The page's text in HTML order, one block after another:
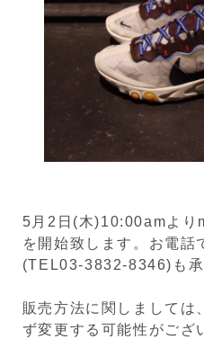
5月2日(木)10:00amよ
を開始致します。お電話
(TEL03-3832-8346)も承
販売方法に関しましては
ず変更する可能性がござ